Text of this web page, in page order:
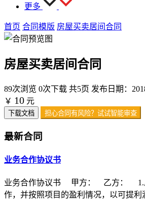
更多
首页 合同模版 房屋买卖居间合同
房屋买卖居间合同
89次浏览 0次下载 共5页 发布日期：
￥ 10 元
下载文档 担心合同有风险？试试智能审查
最新合同
业务合作协议书
业务合作协议书 甲方： 乙方： 1.总
作，并按照项目的盈利情况，以可提